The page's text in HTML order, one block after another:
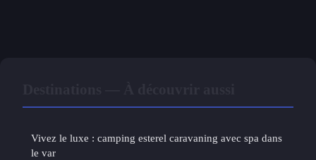
Vivez le luxe : camping esterel caravaning avec spa dans
le var